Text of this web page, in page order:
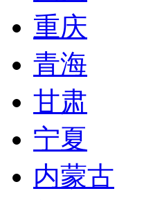
重庆
青海
甘肃
宁夏
内蒙古